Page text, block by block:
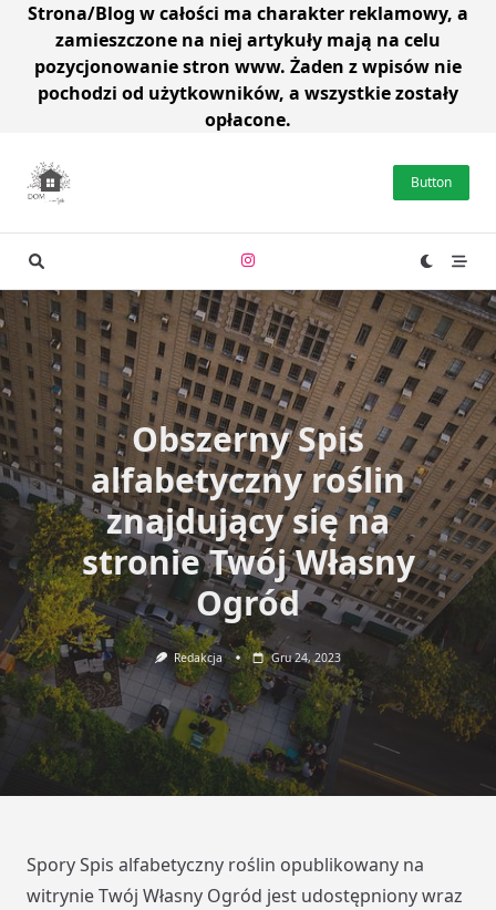
Strona/Blog w całości ma charakter reklamowy, a
zamieszczone na niej artykuły mają na celu
pozycjonowanie stron www. Żaden z wpisów nie
pochodzi od użytkowników, a wszystkie zostały
opłacone.
content
Button
Obszerny Spis
alfabetyczny roślin
znajdujący się na
stronie Twój Własny
Ogród
Redakcja Gru 24, 2023
Spory Spis alfabetyczny roślin opublikowany na
witrynie Twój Własny Ogród jest udostępniony wraz